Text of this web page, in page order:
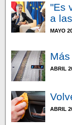
"Es
a
MAYO
ABRIL
ABRIL